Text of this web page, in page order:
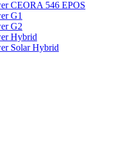
CEORA 546 EPOS
G1
G2
Hybrid
Solar Hybrid